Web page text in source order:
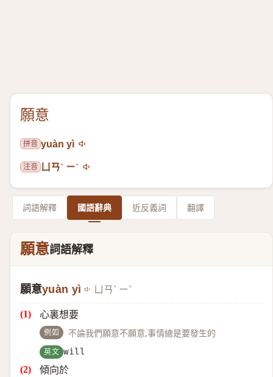
願意
拼音 yuàn yì
注音 ㄩㄢˋ ㄧˋ
詞語解釋 國語辭典 近反義詞 翻譯
願意詞語解釋
願意yuàn yì ㄩㄢˋ ㄧˋ
心裏想要
例如 不論我們願意不願意,事情總是要發生的
英文 will
傾向於